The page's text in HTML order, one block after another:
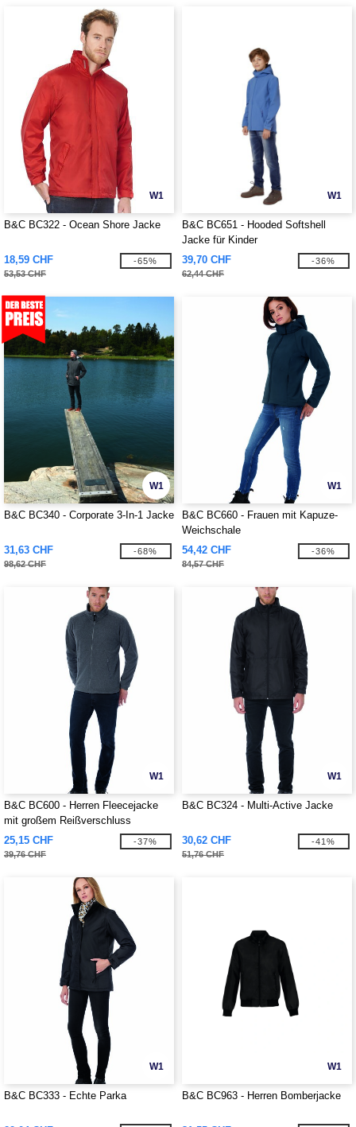
W1
B&C BC322 - Ocean Shore Jacke
18,59 CHF
53,53 CHF
-65%
W1
B&C BC651 - Hooded Softshell
Jacke für Kinder
39,70 CHF
62,44 CHF
-36%
W1
B&C BC340 - Corporate 3-In-1 Jacke
31,63 CHF
98,62 CHF
-68%
W1
B&C BC660 - Frauen mit Kapuze-
Weichschale
54,42 CHF
84,57 CHF
-36%
W1
B&C BC600 - Herren Fleecejacke
mit großem Reißverschluss
25,15 CHF
39,76 CHF
-37%
W1
B&C BC324 - Multi-Active Jacke
30,62 CHF
51,76 CHF
-41%
W1
B&C BC333 - Echte Parka
W1
B&C BC963 - Herren Bomberjacke